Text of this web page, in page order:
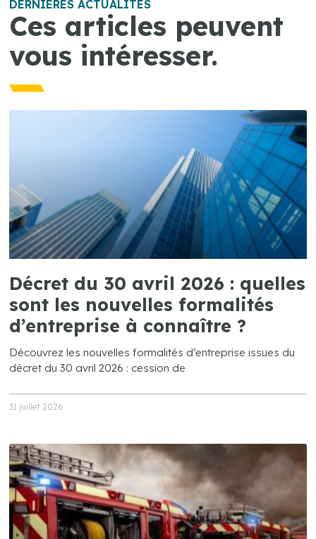
DERNIÈRES ACTUALITÉS
Ces articles peuvent
vous intéresser.
Décret du 30 avril 2026 : quelles
sont les nouvelles formalités
d’entreprise à connaître ?
Découvrez les nouvelles formalités d’entreprise issues du
décret du 30 avril 2026 : cession de
31 juillet 2026